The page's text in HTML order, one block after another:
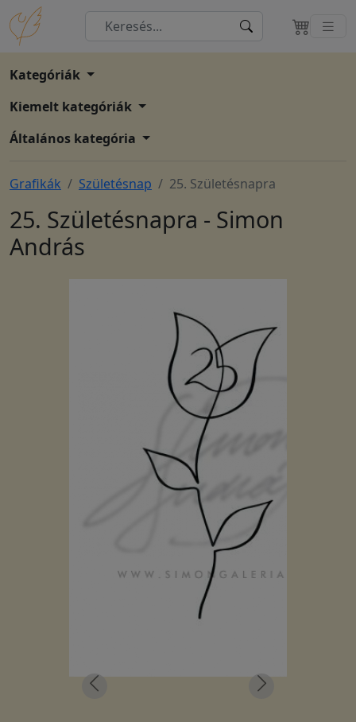
Kategóriák
Kiemelt kategóriák
Általános kategória
Grafikák Születésnap 25. Születésnapra
25. Születésnapra - Simon
András